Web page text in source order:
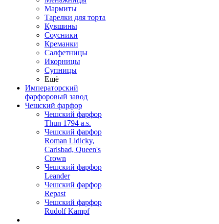
Мармиты
Тарелки для торта
Кувшины
Соусники
Креманки
Салфетницы
Икорницы
Супницы
Ещё
Императорский
фарфоровый завод
Чешский фарфор
Чешский фарфор
Thun 1794 a.s.
Чешский фарфор
Roman Lidicky,
Carlsbad, Queen's
Crown
Чешский фарфор
Leander
Чешский фарфор
Repast
Чешский фарфор
Rudolf Kampf